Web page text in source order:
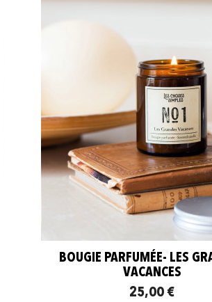
BOUGIE PARFUMÉE- LES
VACANCES
25,00 €